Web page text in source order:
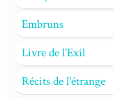
Embruns
Livre de l'Exil
Récits de l'étrange